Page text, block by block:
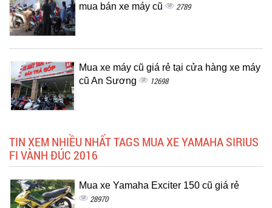
mua bán xe máy cũ
2789
Mua xe máy cũ giá rẻ tại cửa hàng xe máy
cũ An Sương
12698
TIN XEM NHIỀU NHẤT TAGS MUA XE YAMAHA SIRIUS
FI VÀNH ĐÚC 2016
Mua xe Yamaha Exciter 150 cũ giá rẻ
28970